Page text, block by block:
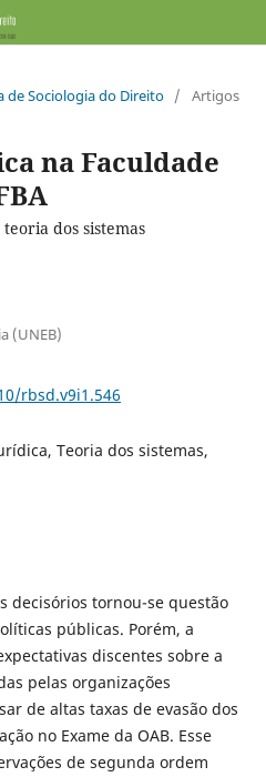
de Sociologia do Direito / Artigos
na Faculdade
dos sistemas
(UNEB)
rbsd.v9i1.546
Teoria dos sistemas,
decisórios tornou-se questão
públicas. Porém, a
discentes sobre a
pelas organizações
de altas taxas de evasão dos
no Exame da OAB. Esse
de segunda ordem